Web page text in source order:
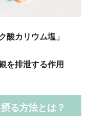
酸カリウム塩」
を排泄する作用
る方法とは？